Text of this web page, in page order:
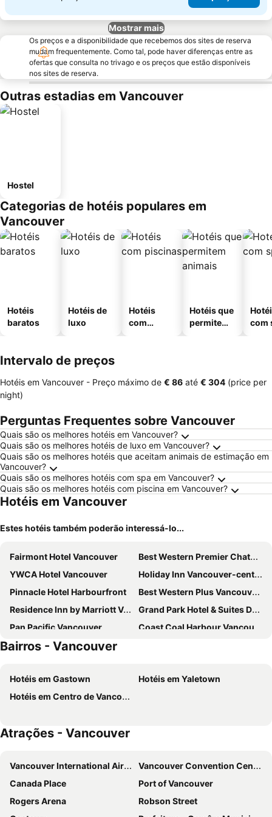
Mostrar mais
Os preços e a disponibilidade que recebemos dos sites de reserva
mudam frequentemente. Como tal, pode haver diferenças entre as
ofertas que consulta no trivago e os preços que estão disponíveis
nos sites de reserva.
Outras estadias em Vancouver
Hostel
Categorias de hotéis populares em
Vancouver
Hotéis
baratos
Hotéis de
luxo
Hotéis
com
Hotéis que
permitem
com
Intervalo de preços
Hotéis em Vancouver - Preço máximo de ‎€ 86 até ‎€ 304 (price per
night)
Perguntas Frequentes sobre Vancouver
Quais são os melhores hotéis em Vancouver?
Quais são os melhores hotéis de luxo em Vancouver?
Quais são os melhores hotéis que aceitam animais de estimação em
Vancouver?
Quais são os melhores hotéis com spa em Vancouver?
Quais são os melhores hotéis com piscina em Vancouver?
Hotéis em Vancouver
Estes hotéis também poderão interessá-lo...
Fairmont Hotel Vancouver
Best Western Premier Chateau Granville Hotel & Suites & Conf. Centre
YWCA Hotel Vancouver
Holiday Inn Vancouver-centre (broadway) By Ihg
Pinnacle Hotel Harbourfront
Best Western Plus Vancouver Airport Hotel
Residence Inn by Marriott Vancouver Downtown
Grand Park Hotel & Suites Downtown Vancouver, an Ascend Collection Hotel
Pan Pacific Vancouver
Coast Coal Harbour Vancouver Hotel by APA
Hyatt Regency Vancouver
Atrium Hotel Vancouver
Sheraton Vancouver Wall Centre
Sheraton Vancouver Airport Hotel
Divya Sutra Suites on Robson Downtown Vancouver
Neocolonial Nouveau Kensington Vacation Home
Gage Suites at UBC
River Rock Casino Resort
Fairmont Vancouver Airport
Grand Park Hotel Vancouver Airport, Ascend Hotel Collection
Emperial Suites
Bairros - Vancouver
Hotéis em Gastown
Hotéis em Yaletown
Hotéis em Centro de Vancouver
Atrações - Vancouver
Vancouver International Airport
Vancouver Convention Centre
Canada Place
Port of Vancouver
Rogers Arena
Robson Street